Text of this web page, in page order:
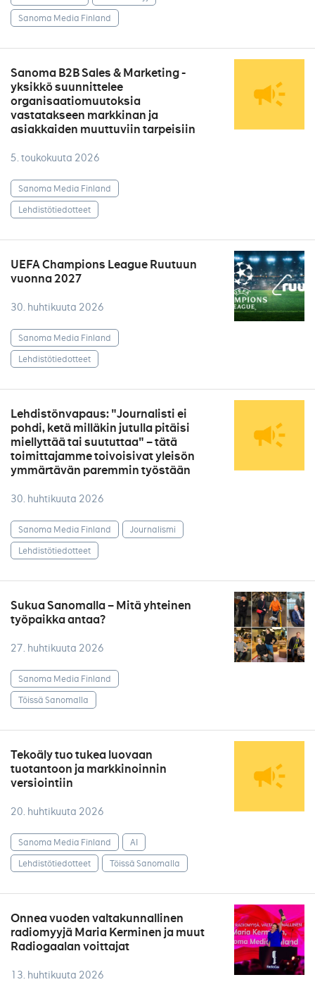
Sanoma Media Finland
Sanoma B2B Sales & Marketing -
yksikkö suunnittelee
organisaatiomuutoksia
vastatakseen markkinan ja
asiakkaiden muuttuviin tarpeisiin
5. toukokuuta 2026
Sanoma Media Finland
Lehdistötiedotteet
UEFA Champions League Ruutuun
vuonna 2027
30. huhtikuuta 2026
Sanoma Media Finland
Lehdistötiedotteet
Lehdistönvapaus: "Journalisti ei
pohdi, ketä milläkin jutulla pitäisi
miellyttää tai suututtaa" – tätä
toimittajamme toivoisivat yleisön
ymmärtävän paremmin työstään
30. huhtikuuta 2026
Sanoma Media Finland
Journalismi
Lehdistötiedotteet
Sukua Sanomalla – Mitä yhteinen
työpaikka antaa?
27. huhtikuuta 2026
Sanoma Media Finland
Töissä Sanomalla
Tekoäly tuo tukea luovaan
tuotantoon ja markkinoinnin
versiointiin
20. huhtikuuta 2026
Sanoma Media Finland
AI
Lehdistötiedotteet
Töissä Sanomalla
Onnea vuoden valtakunnallinen
radiomyyjä Maria Kerminen ja muut
Radiogaalan voittajat
13. huhtikuuta 2026